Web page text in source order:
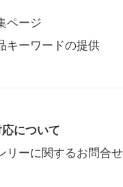
ページ
キーワードの提供
について
リーに関するお問合